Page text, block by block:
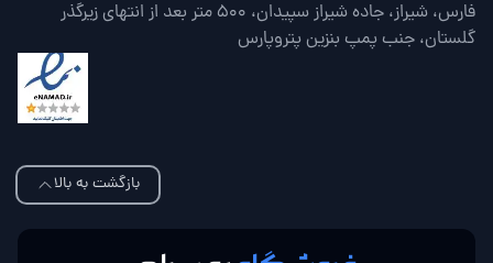
فارس، شیراز، جاده شیراز سپیدان، 500 متر بعد از انتهای زیرگذر
گلستان، جنب پمپ بنزین پتروپارس
بازگشت به بالا